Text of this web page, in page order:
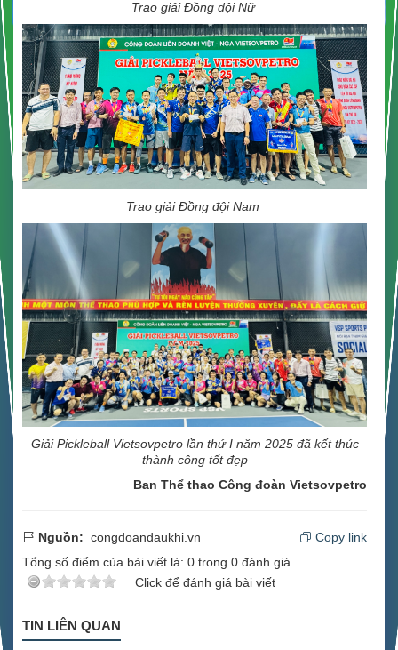
Trao giải Đồng đội Nữ
Trao giải Đồng đội Nam
Giải Pickleball Vietsovpetro lần thứ I năm 2025 đã kết thúc
thành công tốt đẹp
Ban Thể thao Công đoàn Vietsovpetro
Nguồn: congdoandaukhi.vn
Copy link
Tổng số điểm của bài viết là: 0 trong 0 đánh giá
Click để đánh giá bài viết
TIN LIÊN QUAN